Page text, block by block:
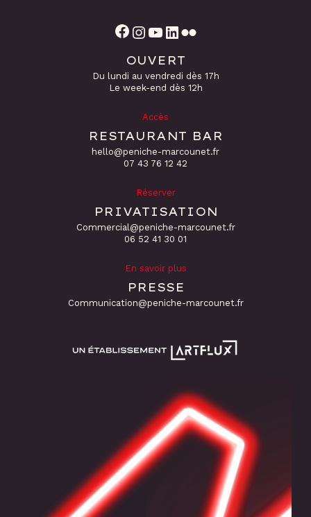
Facebook Instagram YouTube
OUVERT
Du lundi au vendredi dès 17h
Le week-end dès 12h
Accès
RESTAURANT BAR
hello@peniche-marcounet.fr
‭07 43 76 12 42
Réserver
PRIVATISATION
Commercial@peniche-marcounet.fr
06 52 41 30 01
En savoir plus
PRESSE
Communication@peniche-marcounet.fr